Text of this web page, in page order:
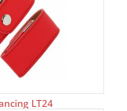
LT24